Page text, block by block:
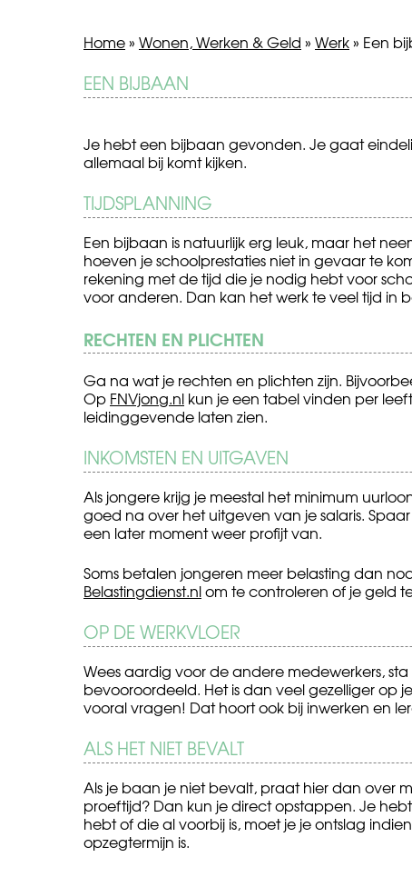
Home» Wonen, Werken & Geld » Werk» Een
EEN BIJBAAN
Je hebt een bijbaan gevonden. Je gaat
allemaal bij komt kijken.
TIJDSPLANNING
Een bijbaan is natuurlijk erg leuk, maar het
hoeven je schoolprestaties niet in gevaar te
rekening met de tijd die je nodig hebt voor
voor anderen. Dan kan het werk te veel tijd in
RECHTEN EN PLICHTEN
Ga na wat je rechten en plichten zijn.
Op FNVjong.nl kun je een tabel vinden per
leidinggevende laten zien.
INKOMSTEN EN UITGAVEN
Als jongere krijg je meestal het minimum
goed na over het uitgeven van je salaris.
een later moment weer profijt van.
Soms betalen jongeren meer belasting dan
Belastingdienst.nlom te controleren of je geld
OP DE WERKVLOER
Wees aardig voor de andere medewerkers,
bevooroordeeld. Het is dan veel gezelliger op
vooral vragen! Dat hoort ook bij inwerken en
ALS HET NIET BEVALT
Als je baan je niet bevalt, praat hier dan over
proeftijd? Dan kun je direct opstappen. Je
hebt of die al voorbij is, moet je je ontslag
opzegtermijn is.
BERICHT
NAVIGATIE
Spermadonor
zoeken
Radicalisering